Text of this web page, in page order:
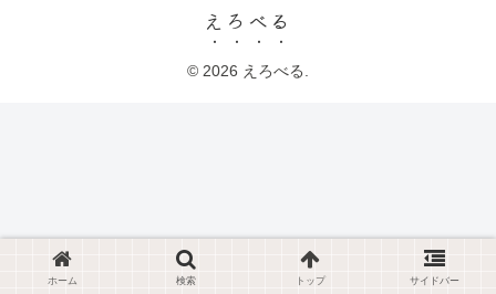
えろべる
© 2026 えろべる.
ホーム 検索 トップ サイドバー